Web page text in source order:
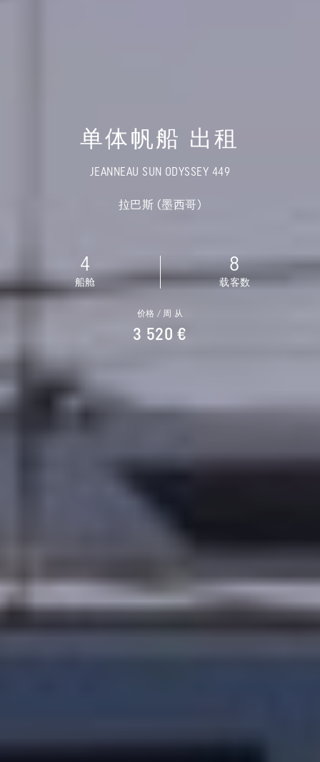
单体帆船 出租
JEANNEAU SUN ODYSSEY 449
拉巴斯 (墨西哥)
4
船舱
8
载客数
价格 / 周 从
3 520 €